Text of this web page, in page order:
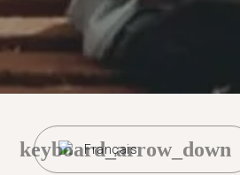
Français
keyboard_arrow_down